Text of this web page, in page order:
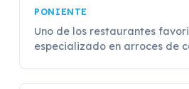
PONIENTE
Uno de los restaurantes
especializado en arroces de